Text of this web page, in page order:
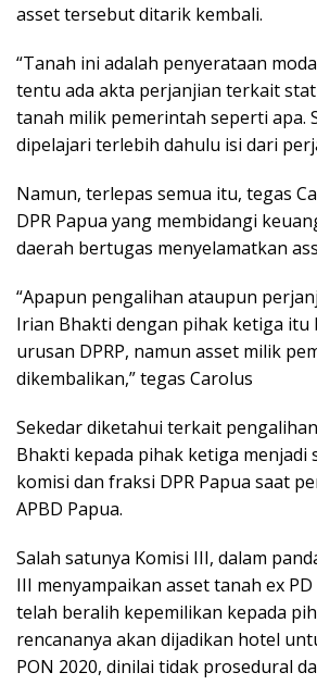
asset tersebut ditarik kembali.
“Tanah ini adalah penyerataan
tentu ada akta perjanjian terkait
tanah milik pemerintah seperti apa.
dipelajari terlebih dahulu isi dari
Namun, terlepas semua itu, tegas
DPR Papua yang membidangi
daerah bertugas menyelamatkan
“Apapun pengalihan ataupun
Irian Bhakti dengan pihak ketiga itu
urusan DPRP, namun asset milik
dikembalikan,” tegas Carolus
Sekedar diketahui terkait
Bhakti kepada pihak ketiga menjadi
komisi dan fraksi DPR Papua saat
APBD Papua.
Salah satunya Komisi III, dalam
III menyampaikan asset tanah ex
telah beralih kepemilikan kepada
rencananya akan dijadikan hotel
PON 2020, dinilai tidak prosedural